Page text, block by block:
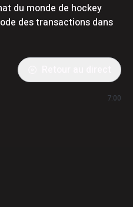
du monde de hockey
des transactions dans
7:00